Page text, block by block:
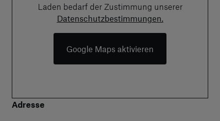
Laden bedarf der Zustimmung unserer
Datenschutzbestimmungen.
Google Maps aktivieren
Adresse